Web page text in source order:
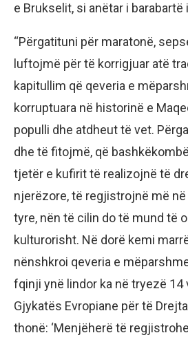
e Brukselit, si anëtar i barabartë
“Përgatituni për maratonë,
luftojmë për të korrigjuar atë
kapitullim që qeveria e
korruptuara në historinë e
populli dhe atdheut të vet.
dhe të fitojmë, që
tjetër e kufirit të realizojnë të
njerëzore, të regjistrojnë më
tyre, nën të cilin do të mund të
kulturorisht. Në dorë kemi
nënshkroi qeveria e
fqinji ynë lindor ka në tryezë 14
Gjykatës Evropiane për të
thonë: ‘Menjëherë të